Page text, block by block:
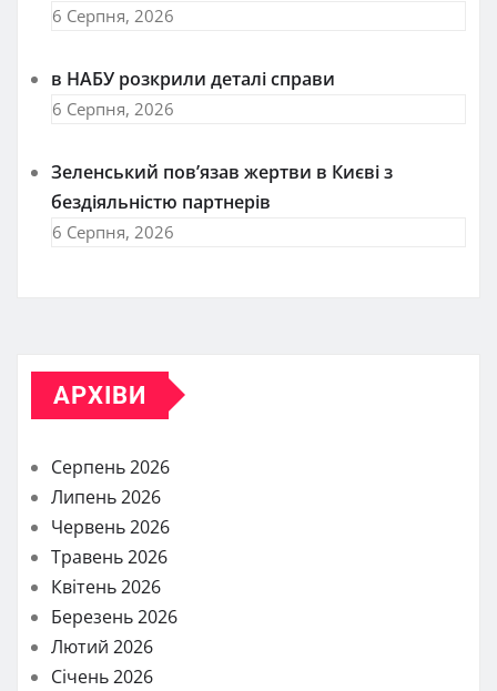
6 Серпня, 2026
в НАБУ розкрили деталі справи
6 Серпня, 2026
Зеленський пов’язав жертви в Києві з
бездіяльністю партнерів
6 Серпня, 2026
АРХІВИ
Серпень 2026
Липень 2026
Червень 2026
Травень 2026
Квітень 2026
Березень 2026
Лютий 2026
Січень 2026